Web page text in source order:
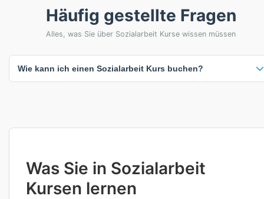
Häufig gestellte Fragen
Alles, was Sie über Sozialarbeit Kurse wissen müssen
Wie kann ich einen Sozialarbeit Kurs buchen?
auch flexible Terminplanung an. Bei Fragen zu Inhalten,
Was Sie in Sozialarbeit
Kursen lernen